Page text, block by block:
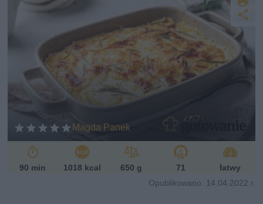
Magda Panek
90 min 1018 kcal 650 g 71
łatwy
Opublikowano: 14.04.2022 r.